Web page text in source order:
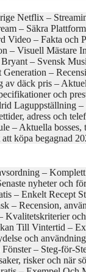
Netflix –
– Säkra
Video – Fakta och
– Visuell Mästare
– Svensk
–
av däck pris –
och
Laguppställning
adress och
– Aktuella bosses,
köpa begagnad
–
nyheter och
– Enkelt Recept
– Recension,
Kvalitetskriterier
Till Vintertid –
och
– Steg-för-
risker och när